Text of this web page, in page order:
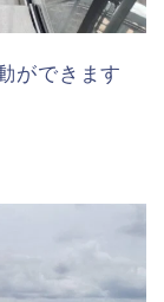
ができます